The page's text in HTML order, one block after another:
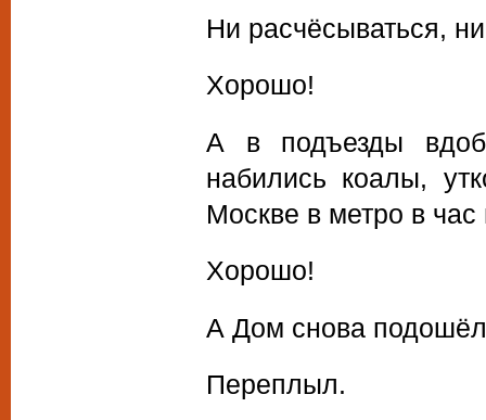
Ни расчёсываться,
Хорошо!
А в подъезды
набились коалы,
Москве в метро в час
Хорошо!
А Дом снова подошёл
Переплыл.